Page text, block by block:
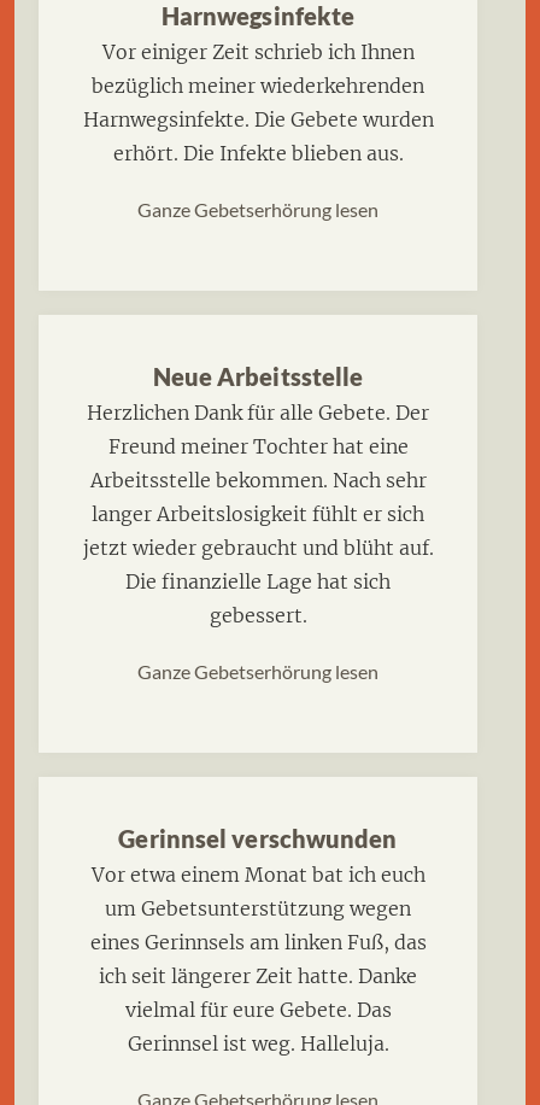
Harnwegsinfekte
Vor einiger Zeit schrieb ich Ihnen
bezüglich meiner wiederkehrenden
Harnwegsinfekte. Die Gebete wurden
erhört. Die Infekte blieben aus.
Ganze Gebetserhörung lesen
Neue Arbeitsstelle
Herzlichen Dank für alle Gebete. Der
Freund meiner Tochter hat eine
Arbeitsstelle bekommen. Nach sehr
langer Arbeitslosigkeit fühlt er sich
jetzt wieder gebraucht und blüht auf.
Die finanzielle Lage hat sich
gebessert.
Ganze Gebetserhörung lesen
Gerinnsel verschwunden
Vor etwa einem Monat bat ich euch
um Gebetsunterstützung wegen
eines Gerinnsels am linken Fuß, das
ich seit längerer Zeit hatte. Danke
vielmal für eure Gebete. Das
Gerinnsel ist weg. Halleluja.
Ganze Gebetserhörung lesen